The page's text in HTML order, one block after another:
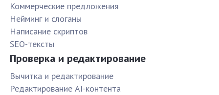
Коммерческие предложения
Нейминг и слоганы
Написание скриптов
SEO-тексты
Проверка и редактирование
Вычитка и редактирование
Редактирование AI-контента